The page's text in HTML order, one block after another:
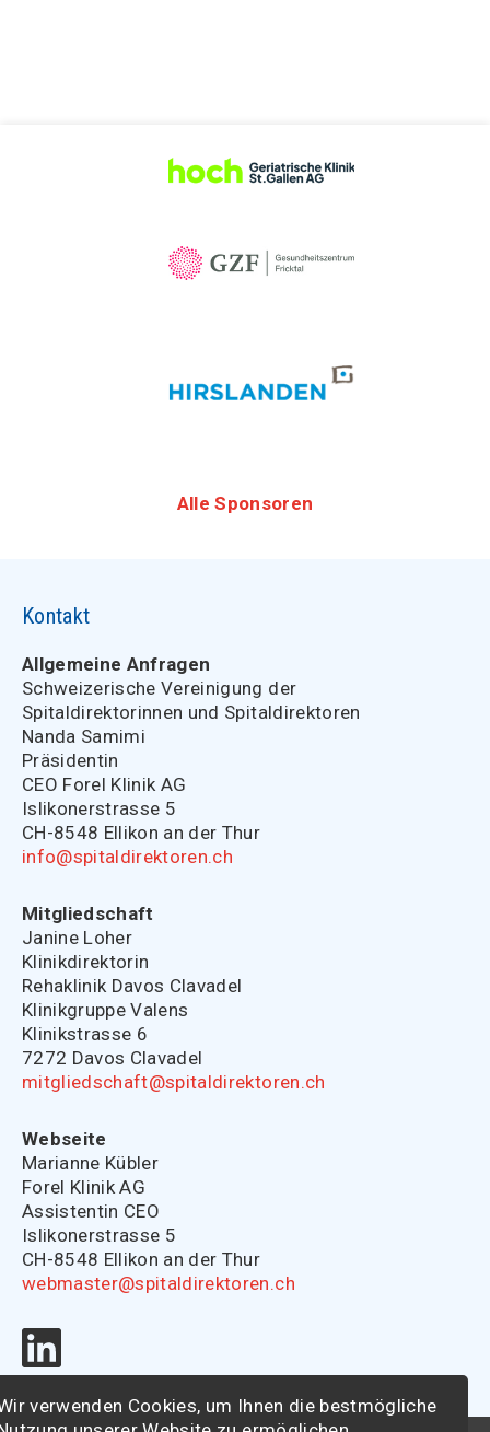
Alle Sponsoren
Kontakt
Allgemeine Anfragen
Schweizerische Vereinigung der
Spitaldirektorinnen und Spitaldirektoren
Nanda Samimi
Präsidentin
CEO Forel Klinik AG
Islikonerstrasse 5
CH-8548 Ellikon an der Thur
info@spitaldirektoren.ch
Mitgliedschaft
Janine Loher
Klinikdirektorin
Rehaklinik Davos Clavadel
Klinikgruppe Valens
Klinikstrasse 6
7272 Davos Clavadel
mitgliedschaft@spitaldirektoren.ch
Webseite
Marianne Kübler
Forel Klinik AG
Assistentin CEO
Islikonerstrasse 5
CH-8548 Ellikon an der Thur
webmaster@spitaldirektoren.ch
verwenden Cookies, um Ihnen die bestmögliche